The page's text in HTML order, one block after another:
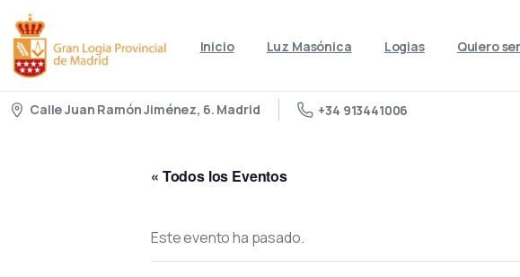
Inicio Luz Masónica Logias Quiero
Calle Juan Ramón Jiménez, 6. Madrid +34 913441006
« Todos los Eventos
Este evento ha pasado.